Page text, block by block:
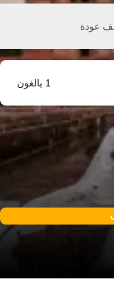
عودة
1 بالغون